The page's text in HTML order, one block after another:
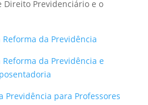
Direito Previdenciário e o
da Previdência
da Previdência e
Previdência para Professores